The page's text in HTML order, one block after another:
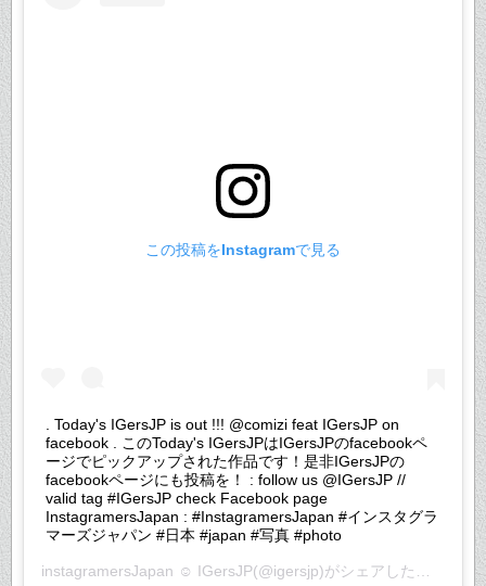
この投稿をInstagramで見る
. Today's IGersJP is out !!! @comizi feat IGersJP on
facebook . このToday's IGersJPはIGersJPのfacebookペ
ージでピックアップされた作品です！是非IGersJPの
facebookページにも投稿を！ : follow us @IGersJP //
valid tag #IGersJP check Facebook page
InstagramersJapan : #InstagramersJapan #インスタグラ
マーズジャパン #日本 #japan #写真 #photo
instagramersJapan ☺︎ IGersJP(@igersjp)がシェアした投稿 –